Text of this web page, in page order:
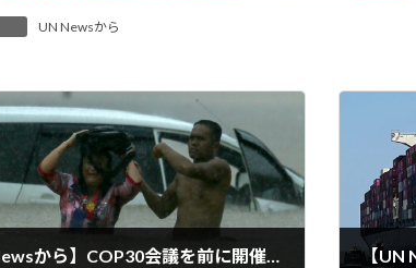
UN Newsから
【UN Newsから】COP30会議を前に開催されたハイレベルサミットで新たな国家気候計画を発表